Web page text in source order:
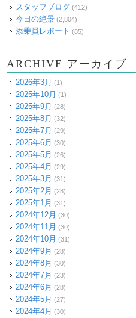
スタッフブログ (412)
今日の絶景 (2,804)
添乗員レポート (85)
ARCHIVE アーカイブ
2026年3月 (1)
2025年10月 (1)
2025年9月 (28)
2025年8月 (32)
2025年7月 (29)
2025年6月 (30)
2025年5月 (26)
2025年4月 (29)
2025年3月 (31)
2025年2月 (28)
2025年1月 (31)
2024年12月 (30)
2024年11月 (30)
2024年10月 (31)
2024年9月 (28)
2024年8月 (30)
2024年7月 (23)
2024年6月 (28)
2024年5月 (27)
2024年4月 (30)